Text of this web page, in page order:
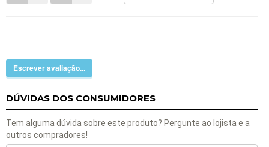
Escrever avaliação...
DÚVIDAS DOS CONSUMIDORES
Tem alguma dúvida sobre este produto? Pergunte ao lojista e a
outros compradores!